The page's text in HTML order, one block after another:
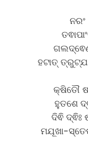
ନରଂ
ହଟାତ୍
କ୍ଷିତୌ
ହୁତଶେ
ଦିଵି ଦ୍ଵିଃ
ମଯୂଖା-